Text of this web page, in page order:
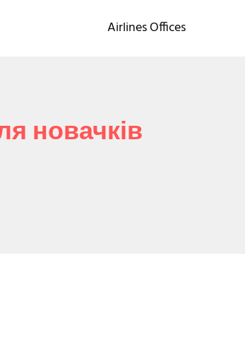
Airlines Offices
новачків